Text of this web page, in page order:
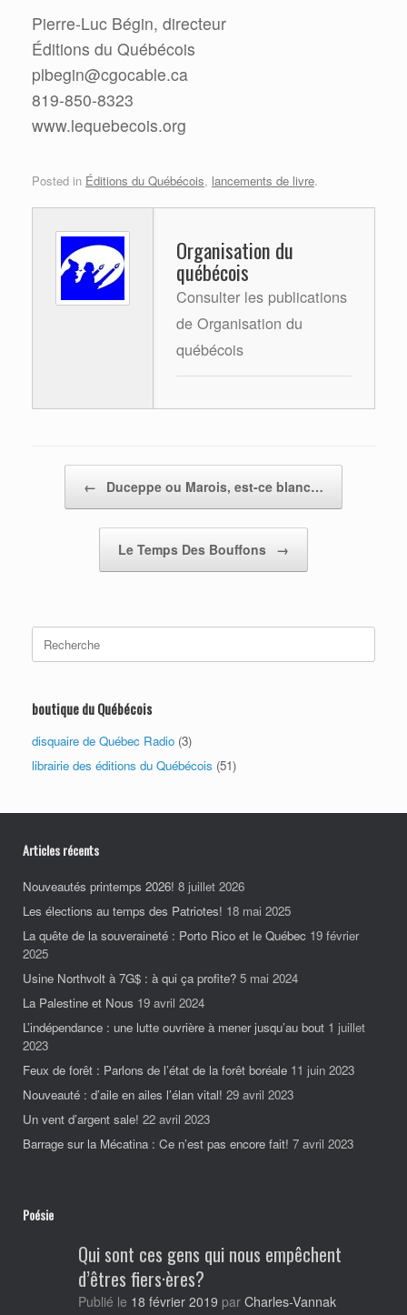
Pierre-Luc Bégin, directeur
Éditions du Québécois
plbegin@cgocable.ca
819-850-8323
www.lequebecois.org
Posted in Éditions du Québécois, lancements de livre.
Organisation du
québécois
Consulter les publications
de Organisation du
québécois
← Duceppe ou Marois, est-ce blanc…
Le Temps Des Bouffons →
Search
for:
boutique du Québécois
disquaire de Québec Radio (3)
librairie des éditions du Québécois (51)
Articles récents
Nouveautés printemps 2026! 8 juillet 2026
Les élections au temps des Patriotes! 18 mai 2025
La quête de la souveraineté : Porto Rico et le Québec 19 février
2025
Usine Northvolt à 7G$ : à qui ça profite? 5 mai 2024
La Palestine et Nous 19 avril 2024
L’indépendance : une lutte ouvrière à mener jusqu’au bout 1 juillet
2023
Feux de forêt : Parlons de l’état de la forêt boréale 11 juin 2023
Nouveauté : d’aile en ailes l’élan vital! 29 avril 2023
Un vent d’argent sale! 22 avril 2023
Barrage sur la Mécatina : Ce n’est pas encore fait! 7 avril 2023
Poésie
Qui sont ces gens qui nous empêchent
d’êtres fiers·ères?
Publié le 18 février 2019 par Charles-Vannak